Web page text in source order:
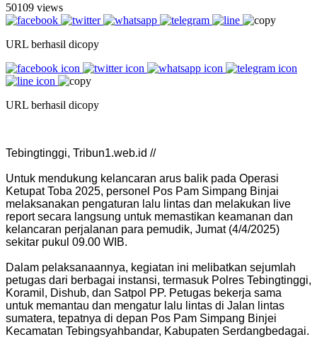
50109 views
URL berhasil dicopy
URL berhasil dicopy
Tebingtinggi, Tribun1.web.id //
Untuk mendukung kelancaran arus balik pada Operasi
Ketupat Toba 2025, personel Pos Pam Simpang Binjai
melaksanakan pengaturan lalu lintas dan melakukan live
report secara langsung untuk memastikan keamanan dan
kelancaran perjalanan para pemudik, Jumat (4/4/2025)
sekitar pukul 09.00 WIB.
Dalam pelaksanaannya, kegiatan ini melibatkan sejumlah
petugas dari berbagai instansi, termasuk Polres Tebingtinggi,
Koramil, Dishub, dan Satpol PP. Petugas bekerja sama
untuk memantau dan mengatur lalu lintas di Jalan lintas
sumatera, tepatnya di depan Pos Pam Simpang Binjei
Kecamatan Tebingsyahbandar, Kabupaten Serdangbedagai.